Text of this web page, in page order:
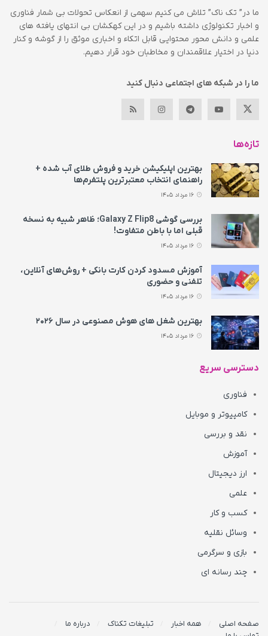
ما در” تک ناک” تلاش می کنیم سهمی از انعکاس تحولات بی شمار فناوری
و اخبار تکنولوژی داشته باشیم و در این کهکشان بی انتهای یافته های
علمی و دانش محور محتوایی قابل اتکاء و اخباری موثق را از گوشه و کنار
دنیا در اختیار علاقمندان و مخاطبان خود قرار دهیم.
ما را در شبکه های اجتماعی دنبال کنید
تازه‌ها
بهترین اپلیکیشن خرید و فروش طلای آب شده +
راهنمای انتخاب معتبرترین پلتفرم‌ها
بررسی گوشی Galaxy Z Flip8؛ ظاهر شبیه به نسخه
قبلی اما با باطن متفاوت!
آموزش مسدود کردن کارت بانکی + روش‌های آنلاین،
تلفنی و حضوری
بهترین شغل های هوش مصنوعی در سال ۲۰۲۶
دسترسی سریع
فناوری
کامپیوتر و موبایل
نقد و بررسی
آموزش
ارز دیجیتال
علمی
کسب و کار
وسائل نقلیه
بازی و سرگرمی
چند رسانه ای
صفحه اصلی همه اخبار تبلیغات تکناک
درباره ما